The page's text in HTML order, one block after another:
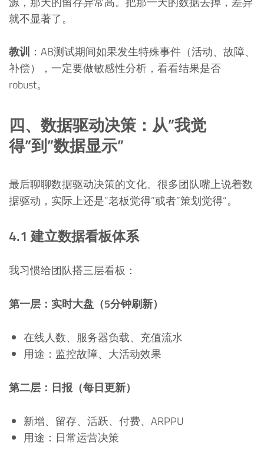
就不显著了。
教训 ：AB测试期间如果发生特殊事件（活动、故障、
补偿），一定要做敏感性分析，看看结果是否
robust。
四、数据驱动决策：从”我觉
得”到”数据显示”
最后聊聊数据驱动决策的文化。很多团队嘴上说着数
据驱动，实际上还是”老板觉得”或者”策划觉得”。
4.1 建立数据看板体系
我习惯给团队搭三层看板：
第一层：实时大盘（5分钟刷新）
在线人数、服务器负载、充值流水
用途：监控故障、大活动效果
第二层：日报（每日更新）
新增、留存、活跃、付费、ARPPU
用途：日常运营决策